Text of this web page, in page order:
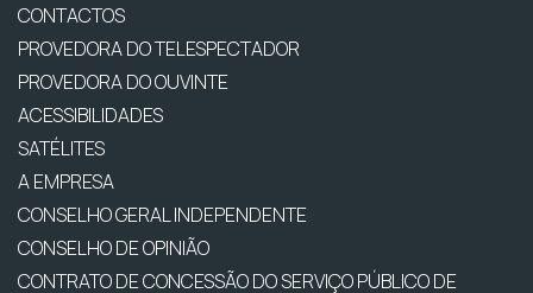
CONTACTOS
PROVEDORA DO TELESPECTADOR
PROVEDORA DO OUVINTE
ACESSIBILIDADES
SATÉLITES
A EMPRESA
CONSELHO GERAL INDEPENDENTE
CONSELHO DE OPINIÃO
CONTRATO DE CONCESSÃO DO SERVIÇO PÚBLICO DE